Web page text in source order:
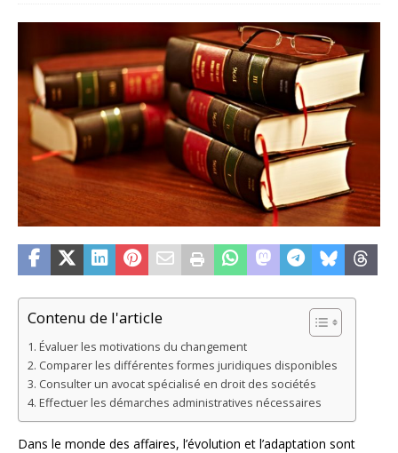
Contenu de l'article
Évaluer les motivations du changement
Comparer les différentes formes juridiques disponibles
Consulter un avocat spécialisé en droit des sociétés
Effectuer les démarches administratives nécessaires
Dans le monde des affaires, l’évolution et l’adaptation sont